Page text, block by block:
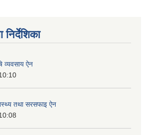
व्यवसाय ऐन
तथा सरसफाइ ऐन